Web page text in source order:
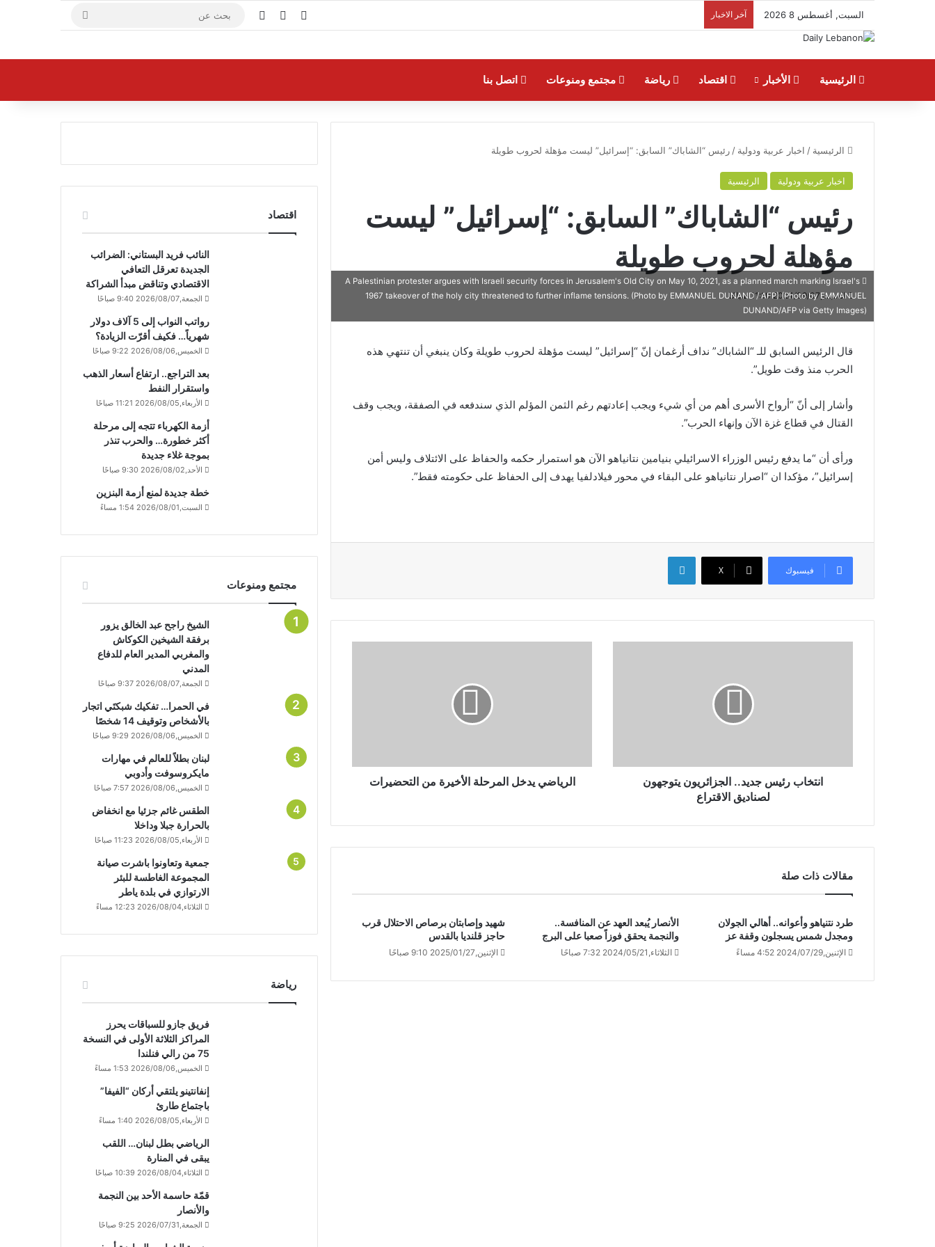
السبت, أغسطس 8 2026 آخر الاخبار فيسبوك يوتيوب
الرئيسية الأخبار اقتصاد رياضة مجتمع ومنوعات اتصل بنا
الرئيسية / اخبار عربية ودولية / رئيس “الشاباك” السابق: “إسرائيل” ليست مؤهلة لحروب طويلة
اخبار عربية ودولية الرئيسية
رئيس “الشاباك” السابق: “إسرائيل” ليست
مؤهلة لحروب طويلة
السبت,2024/09/07 11:10 صباحًا
A Palestinian protester argues with Israeli security forces in Jerusalem's Old City on May 10, 2021, as a planned march marking Israel's
1967 takeover of the holy city threatened to further inflame tensions. (Photo by EMMANUEL DUNAND / AFP) (Photo by EMMANUEL
DUNAND/AFP via Getty Images)
قال الرئيس السابق للـ “الشاباك” نداف أرغمان إنّ “إسرائيل” ليست مؤهلة لحروب طويلة وكان ينبغي أن تنتهي هذه
الحرب منذ وقت طويل”.
وأشار إلى أنّ “أرواح الأسرى أهم من أي شيء ويجب إعادتهم رغم الثمن المؤلم الذي سندفعه في الصفقة، ويجب وقف
القتال في قطاع غزة الآن وإنهاء الحرب”.
ورأى أن “ما يدفع رئيس الوزراء الاسرائيلي بنيامين نتانياهو الآن هو استمرار حكمه والحفاظ على الائتلاف وليس أمن
إسرائيل”، مؤكدا ان “اصرار نتانياهو على البقاء في محور فيلادلفيا يهدف إلى الحفاظ على حكومته فقط”.
فيسبوك X
لينكدإن
انتخاب رئيس جديد.. الجزائريون يتوجهون
لصناديق الاقتراع
الرياضي يدخل المرحلة الأخيرة من التحضيرات
مقالات ذات صلة
طرد نتنياهو وأعوانه.. أهالي الجولان
ومجدل شمس يسجلون وقفة عز
الإثنين,2024/07/29 4:52 مساءً
الأنصار يُبعد العهد عن المنافسة..
والنجمة يحقق فوزاً صعبا على البرج
الثلاثاء,2024/05/21 7:32 صباحًا
شهيد وإصابتان برصاص الاحتلال قرب
حاجز قلنديا بالقدس
الإثنين,2025/01/27 9:10 صباحًا
اقتصاد
النائب فريد البستاني: الضرائب
الجديدة تعرقل التعافي
الاقتصادي وتناقض مبدأ الشراكة
الجمعة,2026/08/07 9:40 صباحًا
رواتب النواب إلى 5 آلاف دولار
شهرياً… فكيف أقرّت الزيادة؟
الخميس,2026/08/06 9:22 صباحًا
بعد التراجع.. ارتفاع أسعار الذهب
واستقرار النفط
الأربعاء,2026/08/05 11:21 صباحًا
أزمة الكهرباء تتجه إلى مرحلة
أكثر خطورة… والحرب تنذر
بموجة غلاء جديدة
الأحد,2026/08/02 9:30 صباحًا
خطة جديدة لمنع أزمة البنزين
السبت,2026/08/01 1:54 مساءً
مجتمع ومنوعات
الشيخ راجح عبد الخالق يزور
برفقة الشيخين الكوكاش
والمغربي المدير العام للدفاع
المدني
الجمعة,2026/08/07 9:37 صباحًا
في الحمرا… تفكيك شبكتَي اتجار
بالأشخاص وتوقيف 14 شخصًا
الخميس,2026/08/06 9:29 صباحًا
لبنان بطلاً للعالم في مهارات
مايكروسوفت وأدوبي
الخميس,2026/08/06 7:57 صباحًا
الطقس غائم جزئيا مع انخفاض
بالحرارة جبلا وداخلا
الأربعاء,2026/08/05 11:23 صباحًا
جمعية وتعاونوا باشرت صيانة
المجموعة الغاطسة للبئر
الارتوازي في بلدة ياطر
الثلاثاء,2026/08/04 12:23 مساءً
رياضة
فريق جازو للسباقات يحرز
المراكز الثلاثة الأولى في النسخة
75 من رالي فنلندا
الخميس,2026/08/06 1:53 مساءً
إنفانتينو يلتقي أركان “الفيفا”
باجتماع طارئ
الأربعاء,2026/08/05 1:40 مساءً
الرياضي بطل لبنان… اللقب
يبقى في المنارة
الثلاثاء,2026/08/04 10:39 صباحًا
قمّة حاسمة الأحد بين النجمة
والأنصار
الجمعة,2026/07/31 9:25 صباحًا